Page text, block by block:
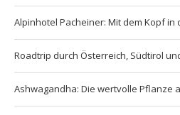
Alpinhotel Pacheiner: Mit dem Kopf in
Roadtrip durch Österreich, Südtirol
Ashwagandha: Die wertvolle Pflanze